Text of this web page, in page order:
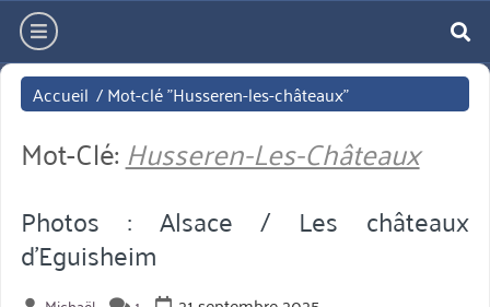
Aller
directement
au
contenu
hamburger
Accueil /Mot-clé "Husseren-les-châteaux"
Mot-Clé: Husseren-Les-Châteaux
Photos : Alsace / Les châteaux
d’Eguisheim